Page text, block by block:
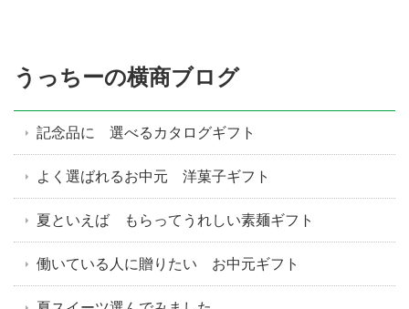
うっちーの横商ブログ
記念品に 選べるカタログギフト
よく選ばれるお中元 洋菓子ギフト
夏といえば もらってうれしい素麺ギフト
働いている人に贈りたい お中元ギフト